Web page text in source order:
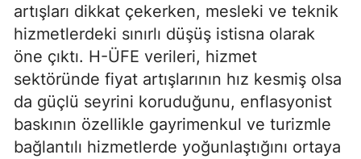
artışları dikkat çekerken, mesleki ve teknik
hizmetlerdeki sınırlı düşüş istisna olarak
öne çıktı. H-ÜFE verileri, hizmet
sektöründe fiyat artışlarının hız kesmiş olsa
da güçlü seyrini koruduğunu, enflasyonist
baskının özellikle gayrimenkul ve turizmle
bağlantılı hizmetlerde yoğunlaştığını ortaya